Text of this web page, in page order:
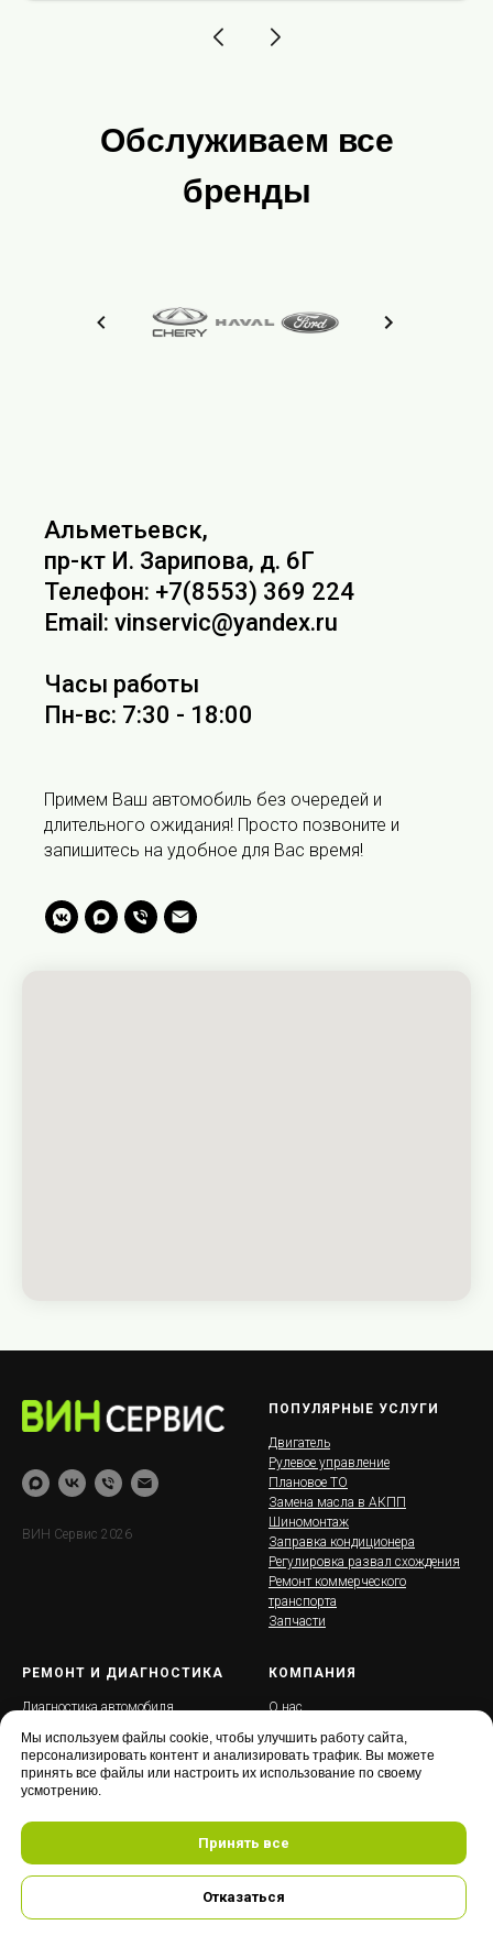
Обслуживаем все
бренды
Альметьевск,
пр-кт И. Зарипова, д. 6Г
Телефон: +7(8553) 369 224
Email: vinservic@yandex.ru
Часы работы
Пн-вс: 7:30 - 18:00
Примем Ваш автомобиль без очередей и
длительного ожидания! Просто позвоните и
запишитесь на удобное для Вас время!
Мы используем файлы cookie, чтобы улучшить работу сайта,
персонализировать контент и анализировать трафик. Вы можете
принять все файлы или настроить их использование по своему
усмотрению.
Принять все
Отказаться
ВИН Сервис 2026
ПОПУЛЯРНЫЕ УСЛУГИ
Двигатель
Рулевое управление
Плановое ТО
Замена масла в АКПП
Шиномонтаж
Заправка кондиционера
Регулировка развал схождения
Ремонт коммерческого
транспорта
Запчасти
РЕМОНТ И ДИАГНОСТИКА
Диагностика автомобиля
Тормозная система
Топливная система
Восстановление деталей
Трансмиссия
оборудования
Выхлопная система
КОМПАНИЯ
О нас
Кешбэк